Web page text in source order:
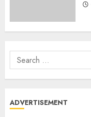
ADVERTISEMENT